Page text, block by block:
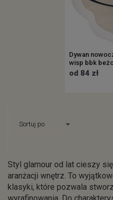
Dywan
wisp bbk
od 84 zł
Styl glamour od lat cieszy
aranżacji wnętrz. To
klasyki, które pozwala